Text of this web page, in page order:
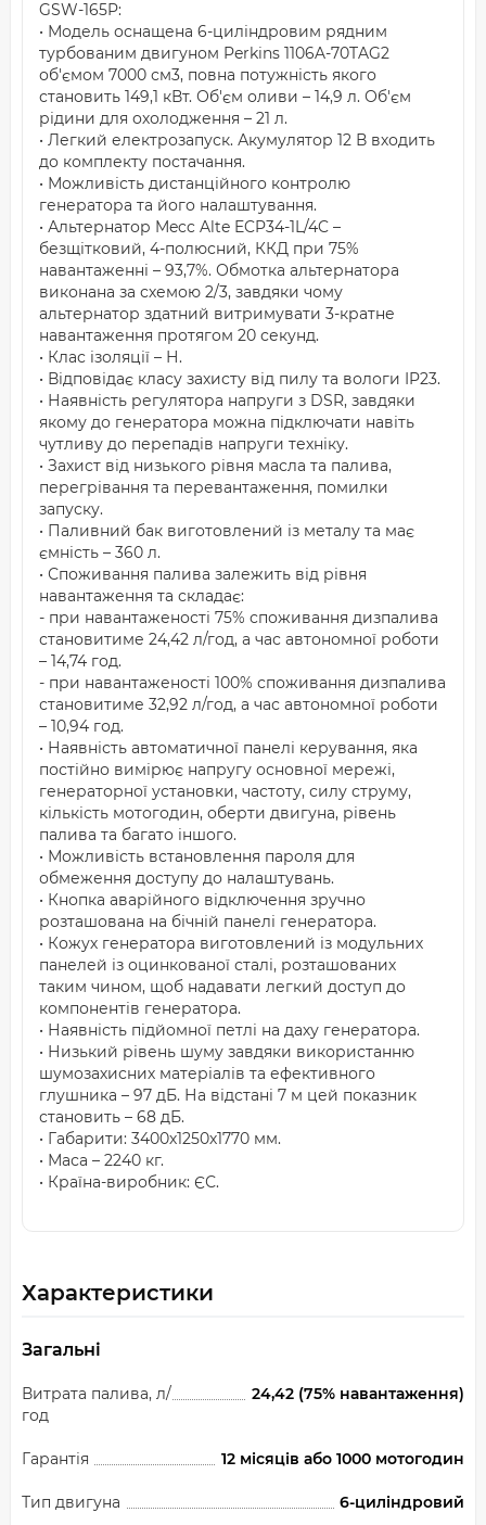
GSW-165P:
• Модель оснащена 6-циліндровим рядним
турбованим двигуном Perkins 1106A-70TAG2
об'ємом 7000 см3, повна потужність якого
становить 149,1 кВт. Об'єм оливи – 14,9 л. Об'єм
рідини для охолодження – 21 л.
• Легкий електрозапуск. Акумулятор 12 В входить
до комплекту постачання.
• Можливість дистанційного контролю
генератора та його налаштування.
• Альтернатор Mecc Alte ECP34-1L/4C –
безщітковий, 4-полюсний, ККД при 75%
навантаженні – 93,7%. Обмотка альтернатора
виконана за схемою 2/3, завдяки чому
альтернатор здатний витримувати 3-кратне
навантаження протягом 20 секунд.
• Клас ізоляції – Н.
• Відповідає класу захисту від пилу та вологи IP23.
• Наявність регулятора напруги з DSR, завдяки
якому до генератора можна підключати навіть
чутливу до перепадів напруги техніку.
• Захист від низького рівня масла та палива,
перегрівання та перевантаження, помилки
запуску.
• Паливний бак виготовлений із металу та має
ємність – 360 л.
• Споживання палива залежить від рівня
навантаження та складає:
- при навантаженості 75% споживання дизпалива
становитиме 24,42 л/год, а час автономної роботи
– 14,74 год.
- при навантаженості 100% споживання дизпалива
становитиме 32,92 л/год, а час автономної роботи
– 10,94 год.
• Наявність автоматичної панелі керування, яка
постійно вимірює напругу основної мережі,
генераторної установки, частоту, силу струму,
кількість мотогодин, оберти двигуна, рівень
палива та багато іншого.
• Можливість встановлення пароля для
обмеження доступу до налаштувань.
• Кнопка аварійного відключення зручно
розташована на бічній панелі генератора.
• Кожух генератора виготовлений із модульних
панелей із оцинкованої сталі, розташованих
таким чином, щоб надавати легкий доступ до
компонентів генератора.
• Наявність підйомної петлі на даху генератора.
• Низький рівень шуму завдяки використанню
шумозахисних матеріалів та ефективного
глушника – 97 дБ. На відстані 7 м цей показник
становить – 68 дБ.
• Габарити: 3400х1250х1770 мм.
• Маса – 2240 кг.
• Країна-виробник: ЄС.
Характеристики
Загальні
Витрата палива, л/
год
24,42 (75% навантаження)
Гарантія 12 місяців або 1000 мотогодин
Тип двигуна 6-циліндровий